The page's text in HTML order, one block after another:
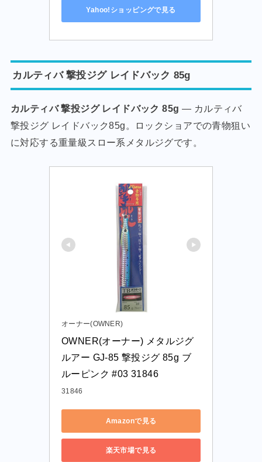
Yahoo!ショッピングで見る
カルティバ 撃投ジグ レイドバック 85g
カルティバ 撃投ジグ レイドバック 85g — カルティバ
撃投ジグ レイドバック85g。ロックショアでの青物狙い
に対応する重量級スロー系メタルジグです。
オーナー(OWNER)
OWNER(オーナー) メタルジグ
ルアー GJ-85 撃投ジグ 85g ブ
ルーピンク #03 31846
31846
Amazonで見る
楽天市場で見る